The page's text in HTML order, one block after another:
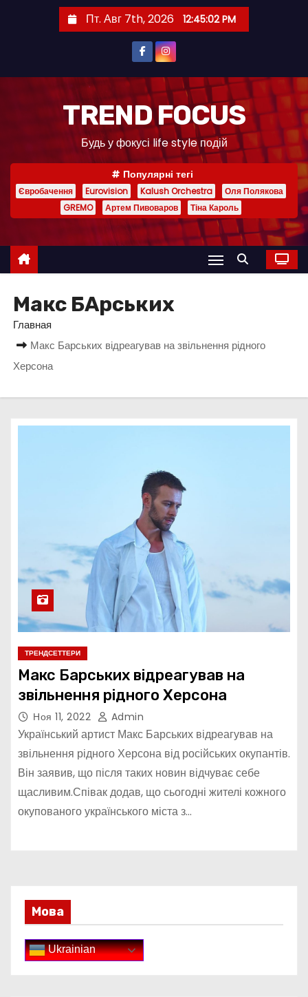
и
Пт. Авг 7th, 2026 12:45:02 PM
TREND FOCUS
Будь у фокусі life style подій
Популярні тегі
Євробачення Eurovision Kalush Orchestra
Оля Полякова
GREMO
Артем Пивоваров Тіна Кароль
Макс БАрських
Главная
Макс Барських відреагував на звільнення рідного
Херсона
ТРЕНДСЕТТЕРИ
Макс Барських відреагував на
звільнення рідного Херсона
Ноя 11, 2022 Admin
Український артист Макс Барських відреагував на
звільнення рідного Херсона від російських окупантів.
Він заявив, що після таких новин відчуває себе
щасливим.Співак додав, що сьогодні жителі кожного
окупованого українського міста з…
Мова
Ukrainian